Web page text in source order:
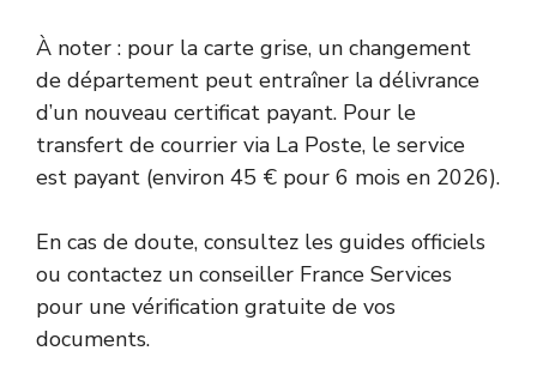
À noter : pour la carte grise, un changement
de département peut entraîner la délivrance
d’un nouveau certificat payant. Pour le
transfert de courrier via La Poste, le service
est payant (environ 45 € pour 6 mois en 2026).
En cas de doute, consultez les guides officiels
ou contactez un conseiller France Services
pour une vérification gratuite de vos
documents.